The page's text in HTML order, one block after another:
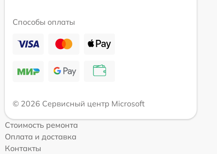
Способы оплаты
© 2026 Сервисный центр Microsoft
Стоимость ремонта
Оплата и доставка
Контакты